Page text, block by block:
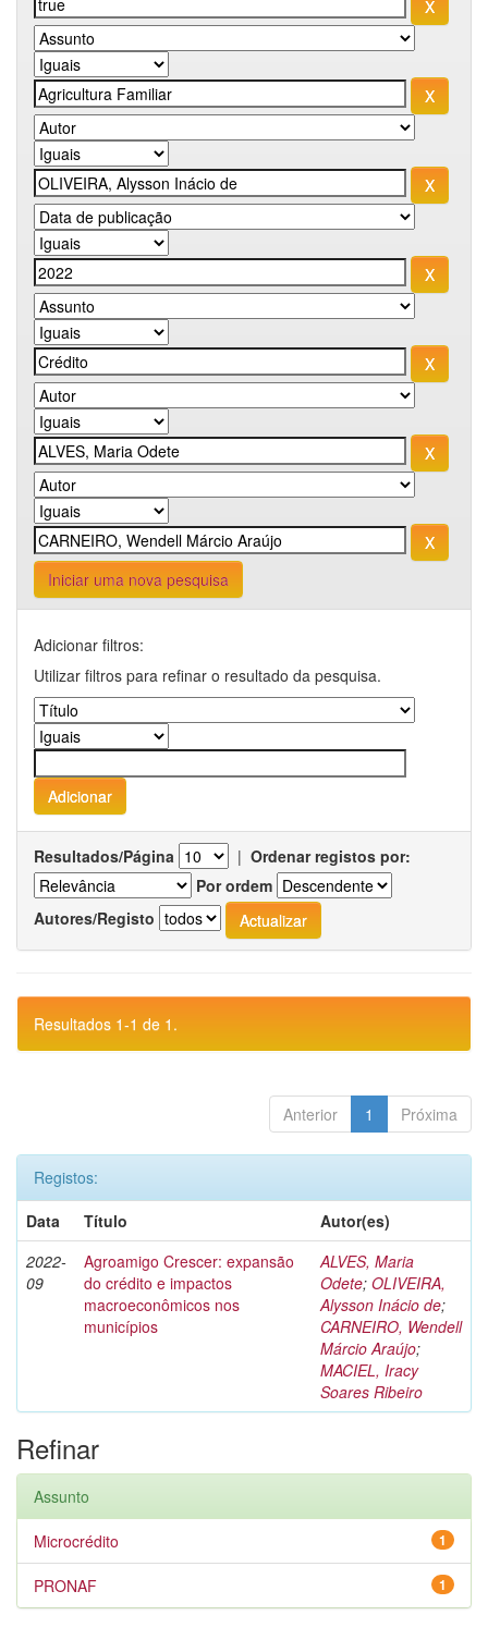
Iniciar uma nova pesquisa
Adicionar filtros:
Utilizar filtros para refinar o resultado da pesquisa.
Resultados/Página | Ordenar registos por:
Por ordem
Autores/Registo
Resultados 1-1 de 1.
Anterior 1 Próxima
Registos:
Data
Título
Autor(es)
2022-
09
Agroamigo Crescer: expansão
do crédito e impactos
macroeconômicos nos
municípios
ALVES, Maria
Odete; OLIVEIRA,
Alysson Inácio de;
CARNEIRO, Wendell
Márcio Araújo;
MACIEL, Iracy
Soares Ribeiro
Refinar
Assunto
1
Microcrédito
1
PRONAF